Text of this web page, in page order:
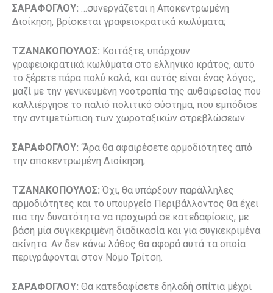
ΣΑΡΑΦΟΓΛΟΥ:
…συνεργάζεται η Αποκεντρωμένη
Διοίκηση, βρίσκεται γραφειοκρατικά κωλύματα;
ΤΖΑΝΑΚΟΠΟΥΛΟΣ: Κοιτάξτε, υπάρχουν
γραφειοκρατικά κωλύματα στο ελληνικό κράτος, αυτό
το ξέρετε πάρα πολύ καλά, και αυτός είναι ένας λόγος,
μαζί με την γενικευμένη νοοτροπία της αυθαιρεσίας που
καλλιέργησε το παλιό πολιτικό σύστημα, που εμπόδισε
την αντιμετώπιση των χωροταξικών στρεβλώσεων.
ΣΑΡΑΦΟΓΛΟΥ: ‘Άρα θα αφαιρέσετε αρμοδιότητες από
την αποκεντρωμένη Διοίκηση;
ΤΖΑΝΑΚΟΠΟΥΛΟΣ:Όχι, θα υπάρξουν παράλληλες
αρμοδιότητες και το υπουργείο Περιβάλλοντος θα έχει
πια την δυνατότητα να προχωρά σε κατεδαφίσεις, με
βάση μία συγκεκριμένη διαδικασία και για συγκεκριμένα
ακίνητα. Αν δεν κάνω λάθος θα αφορά αυτά τα οποία
περιγράφονται στον Νόμο Τρίτση.
ΣΑΡΑΦΟΓΛΟΥ: Θα κατεδαφίσετε δηλαδή σπίτια μέχρι